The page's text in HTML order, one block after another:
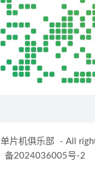
单片机俱乐部 - All
备2024036005号-2